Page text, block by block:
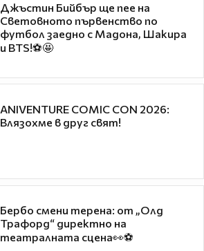
Джъстин Бийбър ще пее на
Световното първенство по
футбол заедно с Мадона, Шакира
и BTS!⚽🤩
ANIVENTURE COMIC CON 2026:
Влязохме в друг свят!
Бербо смени терена: от „Олд
Трафорд“ директно на
театралната сцена👀⚽